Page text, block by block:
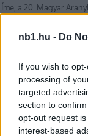
nb1.hu - Do
If you wish to
processing of
targeted
section to
opt-out request
interest-based